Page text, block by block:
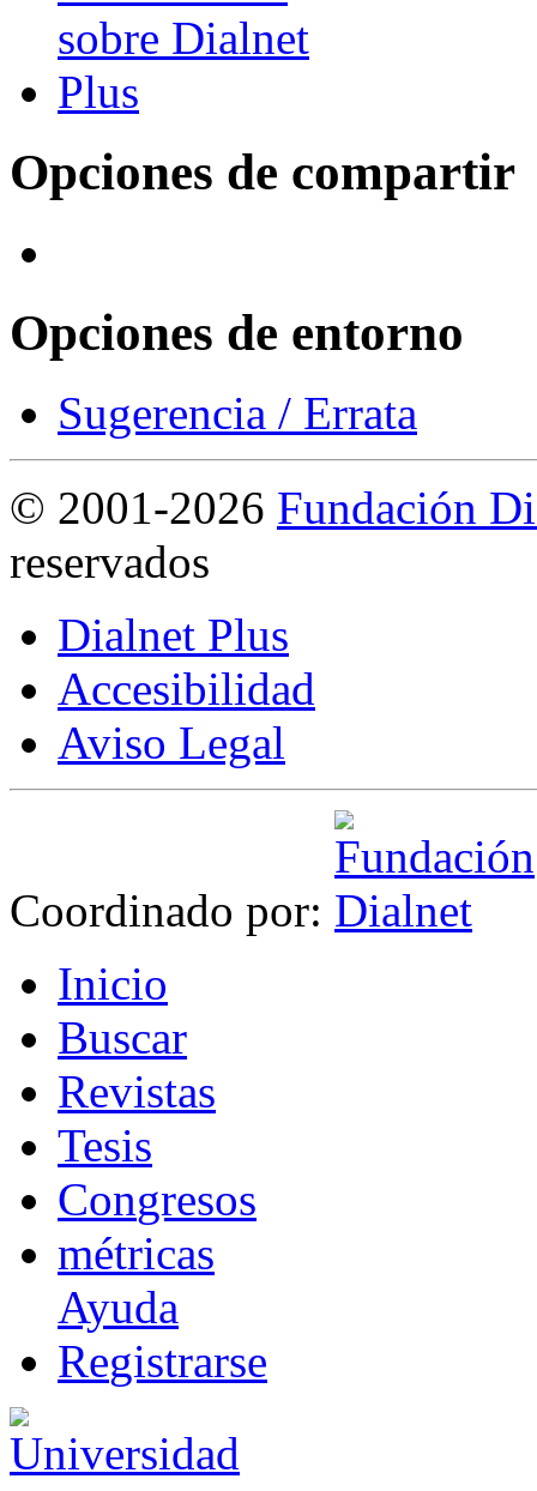
Opciones de compartir
Opciones de entorno
Sugerencia / Errata
© 2001-2026 Fundación
reservados
Dialnet Plus
Accesibilidad
Aviso Legal
Coordinado por:
Inicio
Buscar
Revistas
Tesis
Congresos
métricas
Ayuda
Registrarse